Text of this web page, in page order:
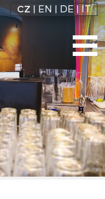
CZ EN DE|IT